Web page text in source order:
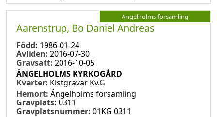
Ängelholms församling
Aarenstrup, Bo Daniel Andreas
Född: 1986-01-24
Avliden: 2016-07-30
Gravsatt: 2016-10-05
ÄNGELHOLMS KYRKOGÅRD
Kvarter: Kistgravar Kv.G
Hemort: Ängelholms församling
Gravplats: 0311
Gravplatsnummer: 01KG 0311